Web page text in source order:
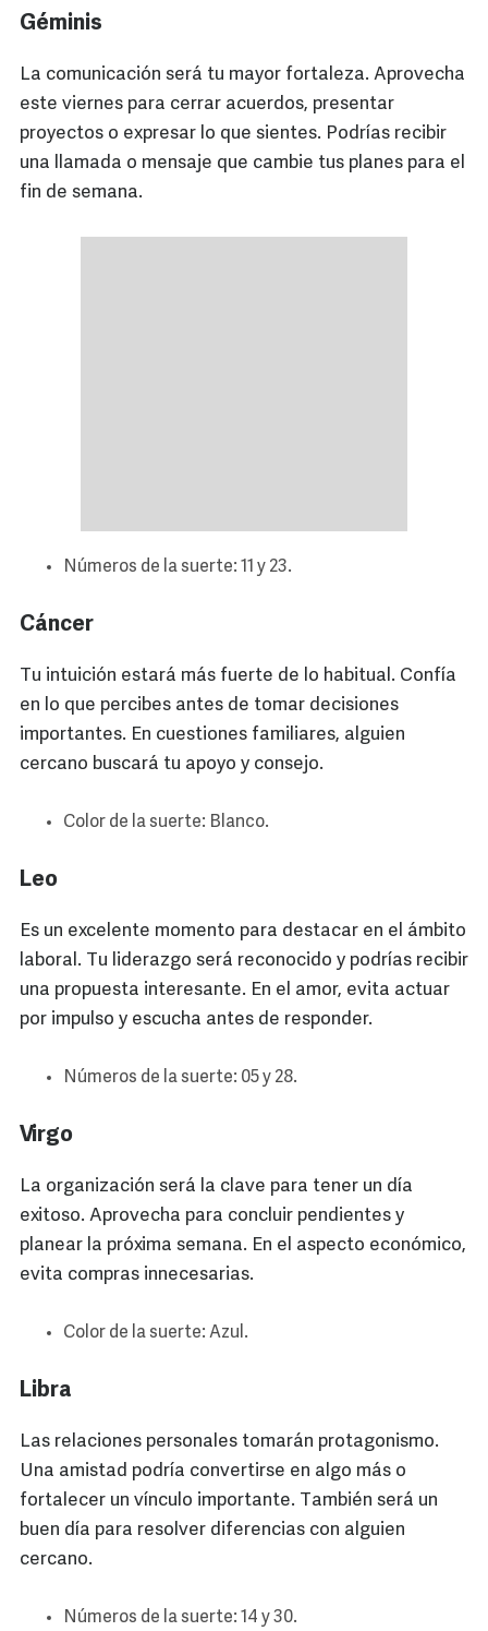
Géminis
La comunicación será tu mayor fortaleza. Aprovecha
este viernes para cerrar acuerdos, presentar
proyectos o expresar lo que sientes. Podrías recibir
una llamada o mensaje que cambie tus planes para el
fin de semana.
Números de la suerte: 11 y 23.
Cáncer
Tu intuición estará más fuerte de lo habitual. Confía
en lo que percibes antes de tomar decisiones
importantes. En cuestiones familiares, alguien
cercano buscará tu apoyo y consejo.
Color de la suerte: Blanco.
Leo
Es un excelente momento para destacar en el ámbito
laboral. Tu liderazgo será reconocido y podrías recibir
una propuesta interesante. En el amor, evita actuar
por impulso y escucha antes de responder.
Números de la suerte: 05 y 28.
Virgo
La organización será la clave para tener un día
exitoso. Aprovecha para concluir pendientes y
planear la próxima semana. En el aspecto económico,
evita compras innecesarias.
Color de la suerte: Azul.
Libra
Las relaciones personales tomarán protagonismo.
Una amistad podría convertirse en algo más o
fortalecer un vínculo importante. También será un
buen día para resolver diferencias con alguien
cercano.
Números de la suerte: 14 y 30.